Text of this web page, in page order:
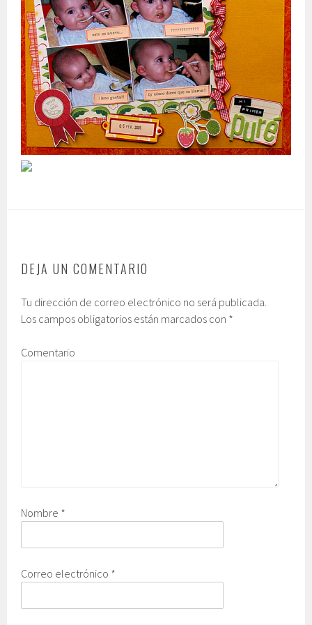
DEJA UN COMENTARIO
Tu dirección de correo electrónico no será publicada.
Los campos obligatorios están marcados con *
Comentario
Nombre *
Correo electrónico *